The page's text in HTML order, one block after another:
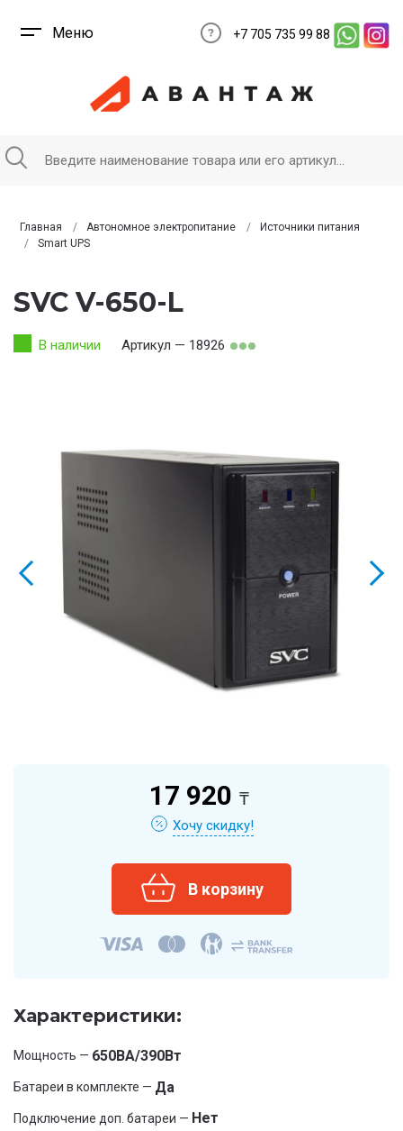
Меню +7 705 735 99 88
Главная Автономное электропитание
Источники питания
Smart UPS
SVC V-650-L
В наличии Артикул — 18926
17 920 ₸
Хочу скидку!
Характеристики:
Мощность — 650ВА/390Вт
Батареи в комплекте — Да
Подключение доп. батареи — Нет